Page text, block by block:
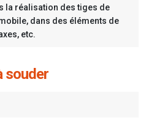
la réalisation des tiges de
dans des éléments de
etc.
souder